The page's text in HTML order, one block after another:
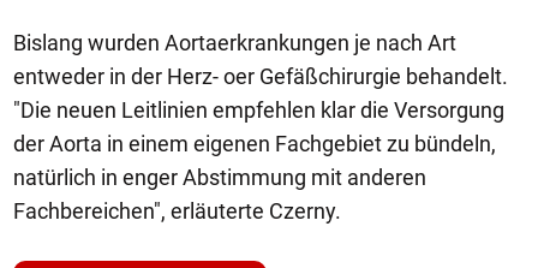
Bislang wurden Aortaerkrankungen je nach Art
entweder in der Herz- oer Gefäßchirurgie behandelt.
"Die neuen Leitlinien empfehlen klar die Versorgung
der Aorta in einem eigenen Fachgebiet zu bündeln,
natürlich in enger Abstimmung mit anderen
Fachbereichen", erläuterte Czerny.